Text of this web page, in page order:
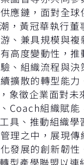
應鏈，面對全
，黃冠華執行
、兼具規模與
高度變動性，
、組織流程與
擴散的轉型能力
象徵企業面對未
Coach組織賦能
具、推動組織
理之中，展現
發展的創新韌性